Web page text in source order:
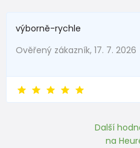
výborně-rychle
Ověřený zákazník, 17. 7. 2026
Další
na